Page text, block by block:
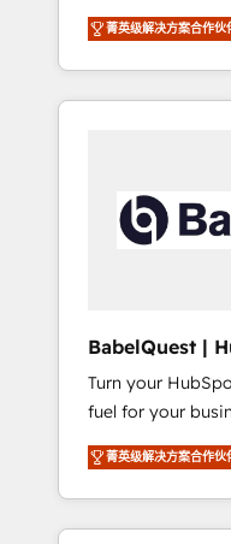
Award - Platform
HubSpot Impact
40+ full-time
certifications
organise that
put HubSpot to work...
Profile! We help with: • CRM
reports,
governance for
A little about us: • Boutique 'Elite' team of 12 •
42001:2023
standard •
framework, built on ISO
next step? Click the 👈 '𝗖𝗼𝗻𝘁𝗮𝗰𝘁 𝗯𝘂𝘀𝗶𝗻𝗲𝘀𝘀'
button to get in
𝘳𝘦𝘴𝘱𝘰𝘯𝘴𝘪𝘷𝘦)
菁英级解决方案合作伙
BabelQuest |
& Consultancy
Turn your
fuel for your business
team of
to help you. We can implement the platform
into complex
optimise what
菁英级解决方案合作伙